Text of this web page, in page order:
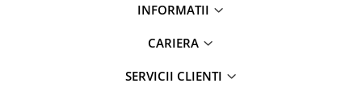
INFORMATII
CARIERA
SERVICII CLIENTI